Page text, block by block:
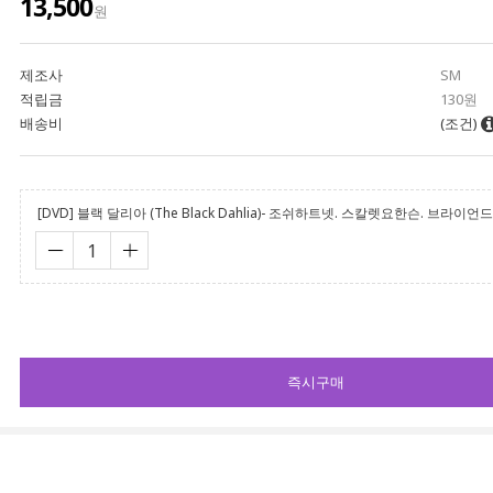
원
제조사
SM
적립금
130원
배송비
(조건)
[DVD] 블랙 달리아 (The Black Dahlia)- 조쉬하트넷. 스칼렛요한슨. 브라이언
즉시구매